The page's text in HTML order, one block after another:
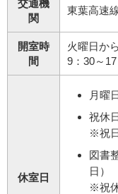
交通機
関
東葉高速
開室時
間
火曜日か
9：30～
休室日
月曜
祝休
※祝
図書
日）
※祝